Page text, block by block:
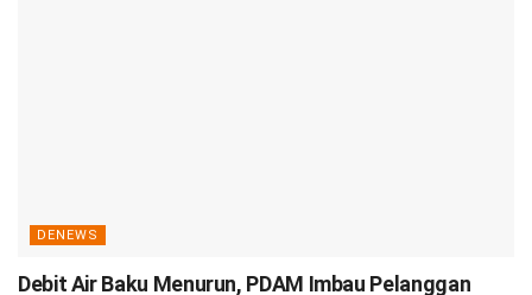
DENEWS
Debit Air Baku Menurun, PDAM Imbau Pelanggan